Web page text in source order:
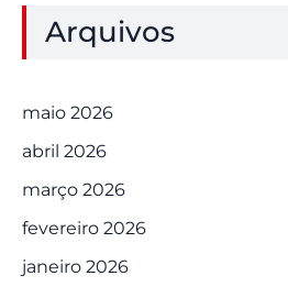
Arquivos
maio 2026
abril 2026
março 2026
fevereiro 2026
janeiro 2026